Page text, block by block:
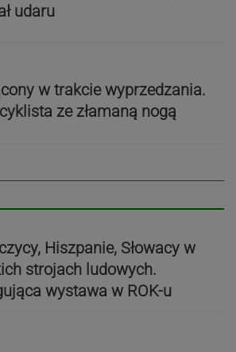
udaru
w trakcie wyprzedzania.
ze złamaną nogą
Hiszpanie, Słowacy w
strojach ludowych.
wystawa w ROK-u